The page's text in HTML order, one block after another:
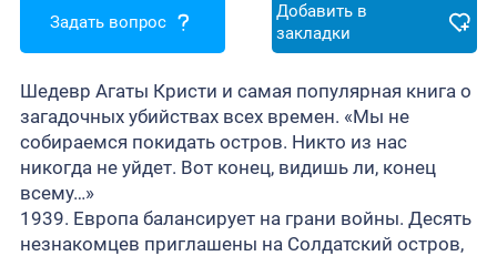
Задать вопрос
Добавить в
закладки
Шедевр Агаты Кристи и самая популярная книга о
загадочных убийствах всех времен. «Мы не
собираемся покидать остров. Никто из нас
никогда не уйдет. Вот конец, видишь ли, конец
всему…»
1939. Европа балансирует на грани войны. Десять
незнакомцев приглашены на Солдатский остров,